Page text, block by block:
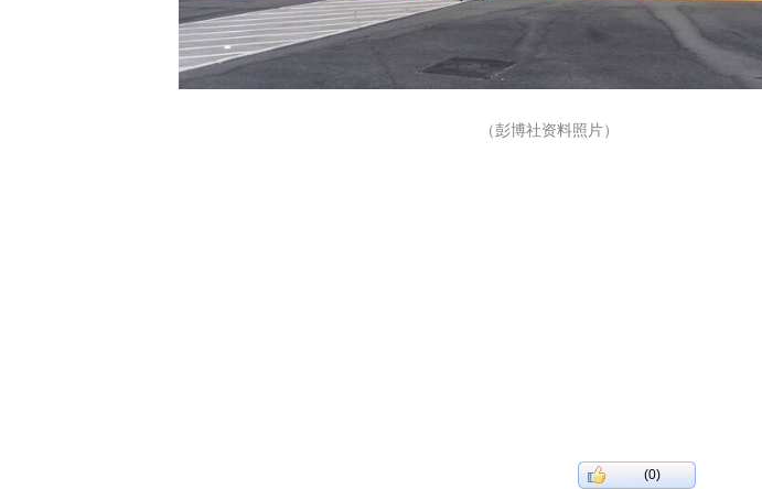
（彭博社资料照片）
(0)